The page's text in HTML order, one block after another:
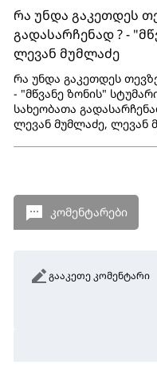
რა უნდა გაკეთდეს
გადასარჩენად ? -
ლევან მუმლაძე
რა უნდა გაკეთდეს
- "მწვანე ზონის"
სახეობათა
ლევან მუმლაძე, ლევან
კომენტარები
გააკეთე კომენტარი